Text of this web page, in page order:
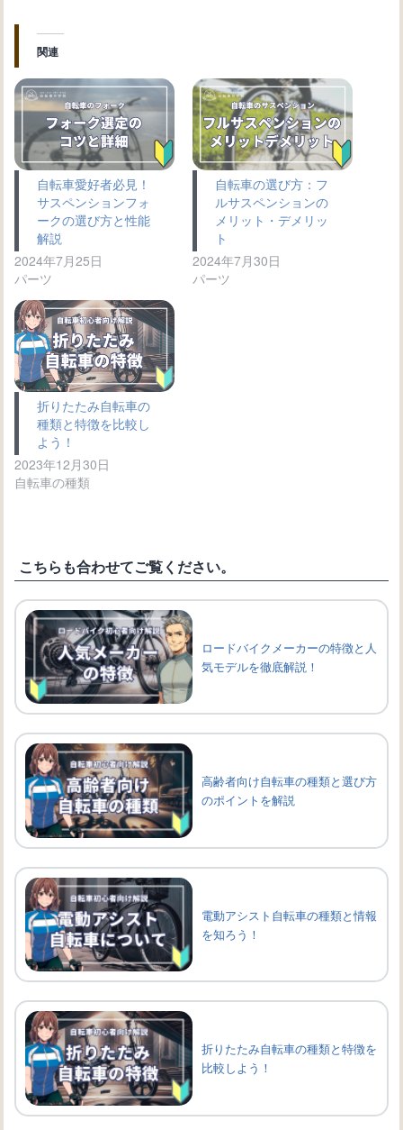
関連
自転車愛好者必見！
サスペンションフォ
ークの選び方と性能
解説
2024年7月25日
パーツ
自転車の選び方：フ
ルサスペンションの
メリット・デメリッ
ト
2024年7月30日
パーツ
折りたたみ自転車の
種類と特徴を比較し
よう！
2023年12月30日
自転車の種類
こちらも合わせてご覧ください。
ロードバイクメーカーの特徴と人
気モデルを徹底解説！
高齢者向け自転車の種類と選び方
のポイントを解説
電動アシスト自転車の種類と情報
を知ろう！
折りたたみ自転車の種類と特徴を
比較しよう！